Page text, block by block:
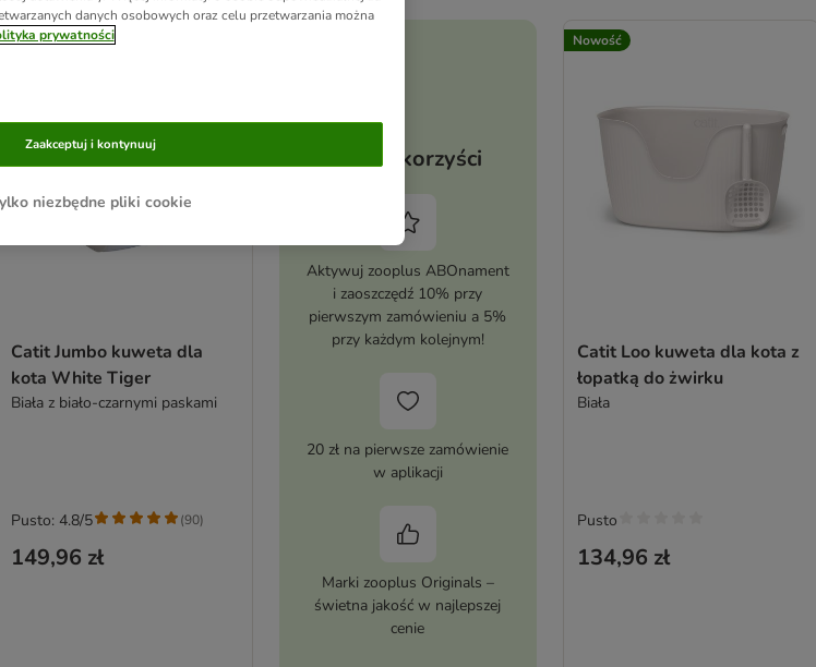
Catit Jumbo kuweta dla
kota White Tiger
Biała z biało-czarnymi paskami
149,96 zł
Pusto: 4.8/5 (90)
Twoje korzyści
Aktywuj zooplus ABOnament
i zaoszczędź 10% przy
pierwszym zamówieniu a 5%
przy każdym kolejnym!
20 zł na pierwsze zamówienie
w aplikacji
Marki zooplus Originals –
świetna jakość w najlepszej
cenie
Nowość
Catit Loo kuweta dla kota z
łopatką do żwirku
Biała
134,96 zł
Pusto
danych osobowych oraz celu przetwarzania można
prywatności
niezbędne pliki cookie
Zaakceptuj i kontynuuj